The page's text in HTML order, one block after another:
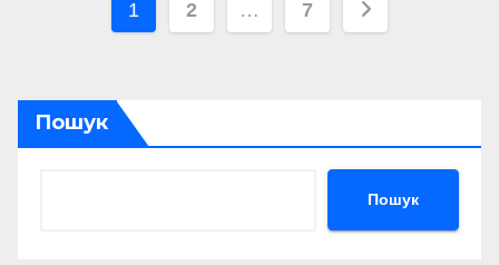
Пагінація
1 2 … 7
Пошук
Пошук